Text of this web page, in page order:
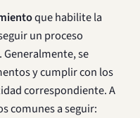
que habilite la
un proceso
Generalmente, se
y cumplir con los
correspondiente. A
comunes a seguir: